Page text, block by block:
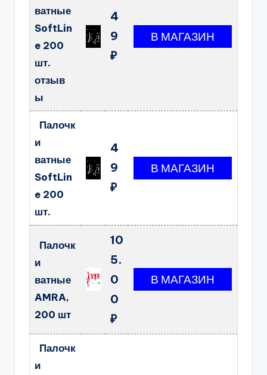
ватные
SoftLin
e 200
шт.
отзыв
ы
4
9
₽
Палочк
и
ватные
SoftLin
e 200
шт.
4
9
₽
Палочк
и
ватные
AMRA,
200 шт
10
5.
0
0
₽
Палочк
и